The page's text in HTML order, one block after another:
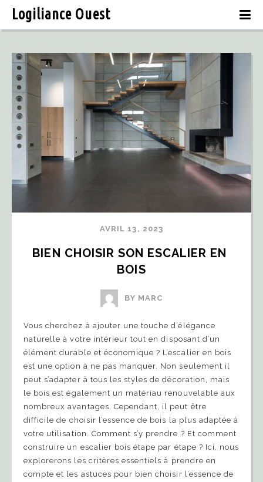
Logiliance Ouest
AVRIL 13, 2023
BIEN CHOISIR SON ESCALIER EN
BOIS
BY MARC
Vous cherchez à ajouter une touche d’élégance
naturelle à votre intérieur tout en disposant d’un
élément durable et économique ? L’escalier en bois
est une option à ne pas manquer. Non seulement il
peut s’adapter à tous les styles de décoration, mais
le bois est également un matériau renouvelable aux
nombreux avantages. Cependant, il peut être
difficile de choisir l’essence de bois la plus adaptée à
votre utilisation. Comment s’y prendre ? Et comment
construire un escalier bois étape par étape ? Ici, nous
explorerons les critères essentiels à prendre en
compte et les astuces pour bien choisir l’essence de